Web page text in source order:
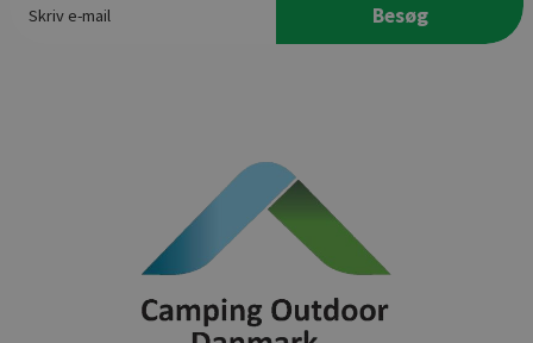
Skriv e-mail
Besøg